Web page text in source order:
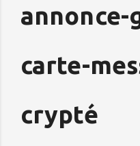
annonce-
carte-
crypté